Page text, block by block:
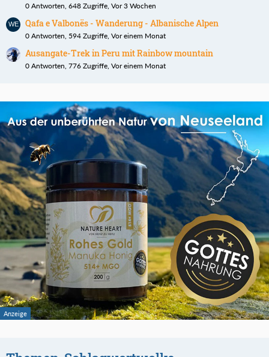
0 Antworten, 648 Zugriffe, Vor 3 Wochen
Qafa e Valbonës - Wanderung - Albanische Alpen
0 Antworten, 594 Zugriffe, Vor einem Monat
Ausangate-Trek in Peru mit Rainbow mountain
0 Antworten, 776 Zugriffe, Vor einem Monat